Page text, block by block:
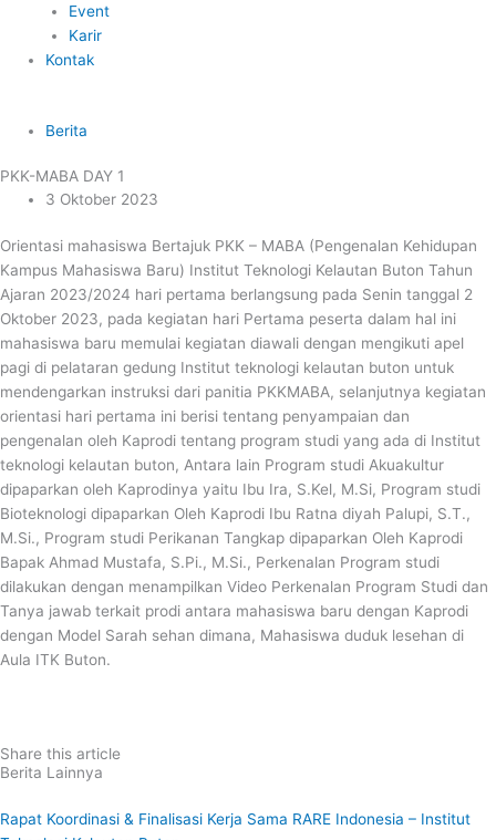
Event
Karir
Kontak
Berita
PKK-MABA DAY 1
3 Oktober 2023
Orientasi mahasiswa Bertajuk PKK – MABA (Pengenalan Kehidupan
Kampus Mahasiswa Baru) Institut Teknologi Kelautan Buton Tahun
Ajaran 2023/2024 hari pertama berlangsung pada Senin tanggal 2
Oktober 2023, pada kegiatan hari Pertama peserta dalam hal ini
mahasiswa baru memulai kegiatan diawali dengan mengikuti apel
pagi di pelataran gedung Institut teknologi kelautan buton untuk
mendengarkan instruksi dari panitia PKKMABA, selanjutnya kegiatan
orientasi hari pertama ini berisi tentang penyampaian dan
pengenalan oleh Kaprodi tentang program studi yang ada di Institut
teknologi kelautan buton, Antara lain Program studi Akuakultur
dipaparkan oleh Kaprodinya yaitu Ibu Ira, S.Kel, M.Si, Program studi
Bioteknologi dipaparkan Oleh Kaprodi Ibu Ratna diyah Palupi, S.T.,
M.Si., Program studi Perikanan Tangkap dipaparkan Oleh Kaprodi
Bapak Ahmad Mustafa, S.Pi., M.Si., Perkenalan Program studi
dilakukan dengan menampilkan Video Perkenalan Program Studi dan
Tanya jawab terkait prodi antara mahasiswa baru dengan Kaprodi
dengan Model Sarah sehan dimana, Mahasiswa duduk lesehan di
Aula ITK Buton.
Share this article
Berita Lainnya
Rapat Koordinasi & Finalisasi Kerja Sama RARE Indonesia – Institut